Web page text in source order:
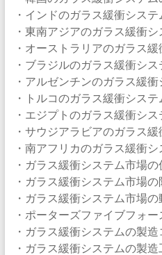
・インドのガラス緩衝シス
・東南アジアのガラス緩衝
・オーストラリアのガラス
・ブラジルのガラス緩衝シ
・アルゼンチンのガラス緩
・トルコのガラス緩衝シス
・エジプトのガラス緩衝シ
・サウジアラビアのガラス
・南アフリカのガラス緩衝
・ガラス緩衝システム市場
・ガラス緩衝システム市場
・ガラス緩衝システム市場の
・ポーターズファイブフォ
・ガラス緩衝システムの製
・ガラス緩衝システムの製